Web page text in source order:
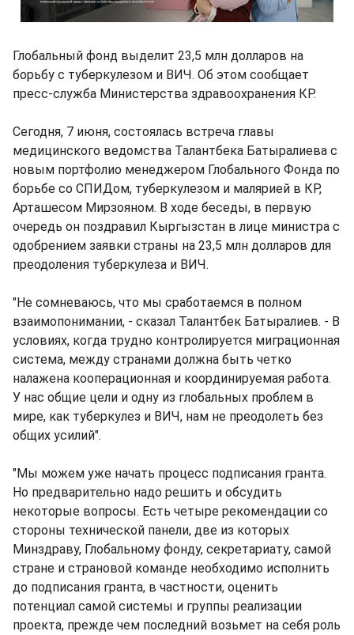
Глобальный фонд выделит 23,5 млн долларов на
борьбу с туберкулезом и ВИЧ. Об этом сообщает
пресс-служба Министерства здравоохранения КР.
Сегодня, 7 июня, состоялась встреча главы
медицинского ведомства Талантбека Батыралиева с
новым портфолио менеджером Глобального Фонда по
борьбе со СПИДом, туберкулезом и малярией в КР,
Арташесом Мирзояном. В ходе беседы, в первую
очередь он поздравил Кыргызстан в лице министра с
одобрением заявки страны на 23,5 млн долларов для
преодоления туберкулеза и ВИЧ.
"Не сомневаюсь, что мы сработаемся в полном
взаимопонимании, - сказал Талантбек Батыралиев. - В
условиях, когда трудно контролируется миграционная
система, между странами должна быть четко
налажена кооперационная и координируемая работа.
У нас общие цели и одну из глобальных проблем в
мире, как туберкулез и ВИЧ, нам не преодолеть без
общих усилий".
"Мы можем уже начать процесс подписания гранта.
Но предварительно надо решить и обсудить
некоторые вопросы. Есть четыре рекомендации со
стороны технической панели, две из которых
Минздраву, Глобальному фонду, секретариату, самой
стране и страновой команде необходимо исполнить
до подписания гранта, в частности, оценить
потенциал самой системы и группы реализации
проекта, прежде чем последний возьмет на себя роль